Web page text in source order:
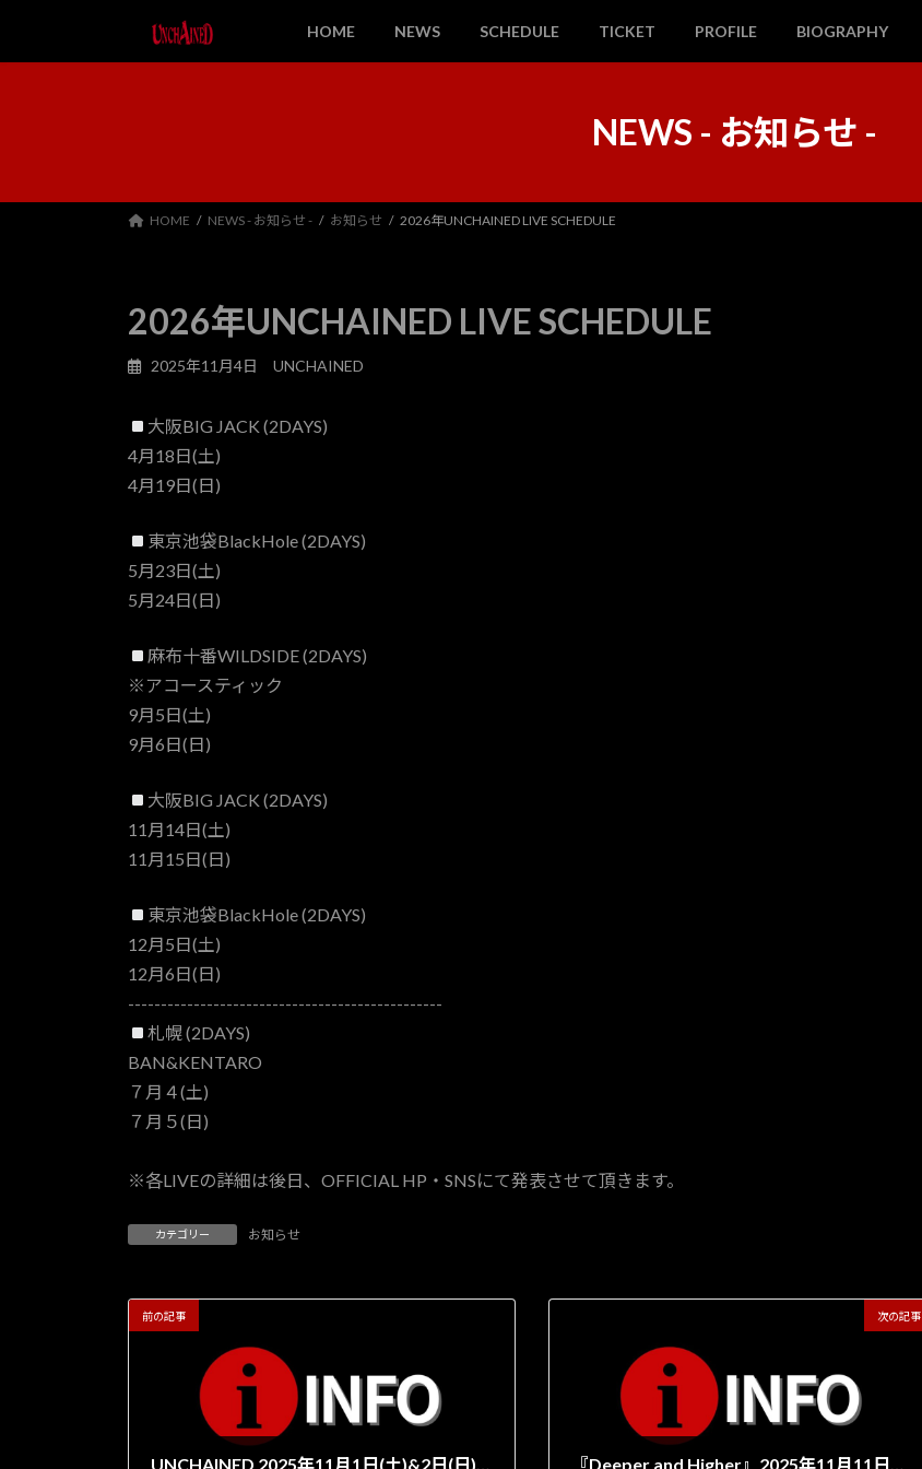
テ
ゲ
HOME NEWS SCHEDULE TICKET PROFILE BIOGRAPHY
NEWS - お知らせ -
HOME NEWS - お知らせ - お知らせ 2026年UNCHAINED LIVE SCHEDULE
2026年UNCHAINED LIVE SCHEDULE
2025年11月4日 UNCHAINED
大阪BIG JACK (2DAYS)
4月18日(土)
4月19日(日)
東京池袋BlackHole (2DAYS)
5月23日(土)
5月24日(日)
麻布十番WILDSIDE (2DAYS)
※アコースティック
9月5日(土)
9月6日(日)
大阪BIG JACK (2DAYS)
11月14日(土)
11月15日(日)
東京池袋BlackHole (2DAYS)
12月5日(土)
12月6日(日)
------------------------------------------------
札幌 (2DAYS)
BAN&KENTARO
７月４(土)
７月５(日)
※各LIVEの詳細は後日、OFFICIAL HP・SNSにて発表させて頂きます。
カテゴリー お知らせ
前の記事
UNCHAINED 2025年11月1日(土)&2日(日)池袋 BlackHole公演の来場特典のご案
次の記事
『Deeper and Higher』2025年11月11日より絶賛発売中！